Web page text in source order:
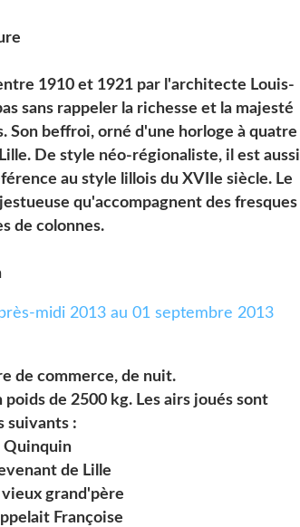
1910 et 1921 par l'architecte Louis-
sans rappeler la richesse et la majesté
Son beffroi, orné d'une horloge à quatre
De style néo-régionaliste, il est aussi
au style lillois du XVIIe siècle. Le
qu'accompagnent des fresques
de colonnes.
de commerce, de nuit.
de 2500 kg. Les airs joués sont
suivants :
Quinquin
de Lille
grand'père
Françoise